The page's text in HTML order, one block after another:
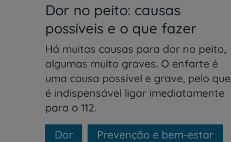
Dor no peito: causas
possíveis e o que fazer
Há muitas causas para dor no peito,
algumas muito graves. O enfarte é
uma causa possível e grave, pelo que
é indispensável ligar imediatamente
para o 112.
Dor
Prevenção e bem-estar